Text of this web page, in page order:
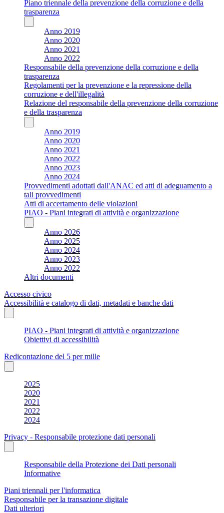
Piano triennale della prevenzione della corruzione e della
trasparenza
Anno 2019
Anno 2020
Anno 2021
Anno 2022
Responsabile della prevenzione della corruzione e della
trasparenza
Regolamenti per la prevenzione e la repressione della
corruzione e dell'illegalità
Relazione del responsabile della prevenzione della corruzione
e della trasparenza
Anno 2019
Anno 2020
Anno 2021
Anno 2022
Anno 2023
Anno 2024
Provvedimenti adottati dall'ANAC ed atti di adeguamento a
tali provvedimenti
Atti di accertamento delle violazioni
PIAO - Piani integrati di attività e organizzazione
Anno 2026
Anno 2025
Anno 2024
Anno 2023
Anno 2022
Altri documenti
Accesso civico
Accessibilità e catalogo di dati, metadati e banche dati
PIAO - Piani integrati di attività e organizzazione
Obiettivi di accessibilità
Redicontazione del 5 per mille
2025
2020
2021
2022
2024
Privacy - Responsabile protezione dati personali
Responsabile della Protezione dei Dati personali
Informative
Piani triennali per l'informatica
Responsabile per la transazione digitale
Dati ulteriori